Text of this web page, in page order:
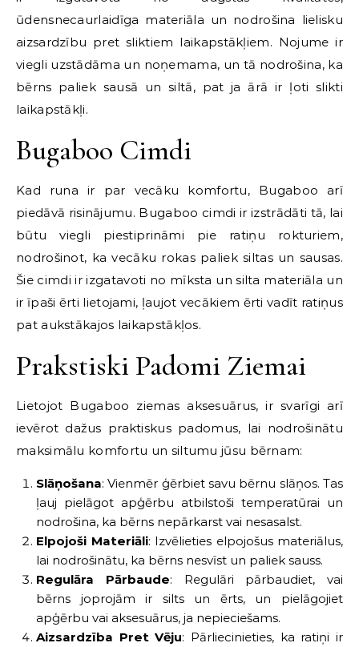
ūdensnecaurlaidīga materiāla un nodrošina lielisku
aizsardzību pret sliktiem laikapstākļiem. Nojume ir
viegli uzstādāma un noņemama, un tā nodrošina, ka
bērns paliek sausā un siltā, pat ja ārā ir ļoti slikti
laikapstākļi.
Bugaboo Cimdi
Kad runa ir par vecāku komfortu, Bugaboo arī
piedāvā risinājumu. Bugaboo cimdi ir izstrādāti tā, lai
būtu viegli piestiprināmi pie ratiņu rokturiem,
nodrošinot, ka vecāku rokas paliek siltas un sausas.
Šie cimdi ir izgatavoti no mīksta un silta materiāla un
ir īpaši ērti lietojami, ļaujot vecākiem ērti vadīt ratiņus
pat aukstākajos laikapstākļos.
Prakstiski Padomi Ziemai
Lietojot Bugaboo ziemas aksesuārus, ir svarīgi arī
ievērot dažus praktiskus padomus, lai nodrošinātu
maksimālu komfortu un siltumu jūsu bērnam:
Slāņošana: Vienmēr ģērbiet savu bērnu slāņos. Tas
ļauj pielāgot apģērbu atbilstoši temperatūrai un
nodrošina, ka bērns nepārkarst vai nesasalst.
Elpojoši Materiāli: Izvēlieties elpojošus materiālus,
lai nodrošinātu, ka bērns nesvīst un paliek sauss.
Regulāra Pārbaude: Regulāri pārbaudiet, vai
bērns joprojām ir silts un ērts, un pielāgojiet
apģērbu vai aksesuārus, ja nepieciešams.
Aizsardzība Pret Vēju: Pārliecinieties, ka ratiņi ir